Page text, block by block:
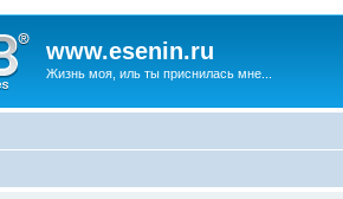
www.esenin.ru
Жизнь моя, иль ты приснилась мне...